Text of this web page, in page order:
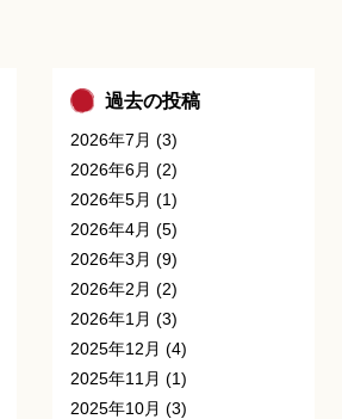
過去の投稿
2026年7月 (3)
2026年6月 (2)
2026年5月 (1)
2026年4月 (5)
2026年3月 (9)
2026年2月 (2)
2026年1月 (3)
2025年12月 (4)
2025年11月 (1)
2025年10月 (3)